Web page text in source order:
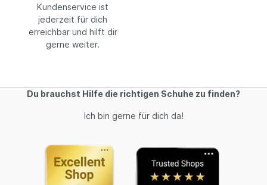
Kundenservice ist
jederzeit für dich
erreichbar und hilft dir
gerne weiter.
Du brauchst Hilfe die richtigen Schuhe zu finden?
Ich bin gerne für dich da!